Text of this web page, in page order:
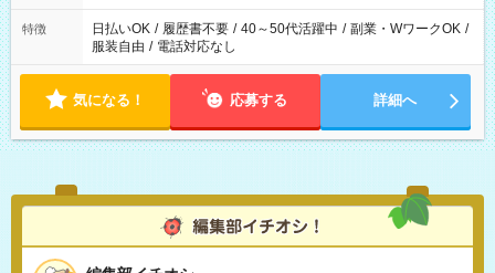
特徴 日払いOK / 履歴書不要 / 40～50代活躍中 / 副業・WワークOK /
服装自由 / 電話対応なし
気になる！ 応募する 詳細へ